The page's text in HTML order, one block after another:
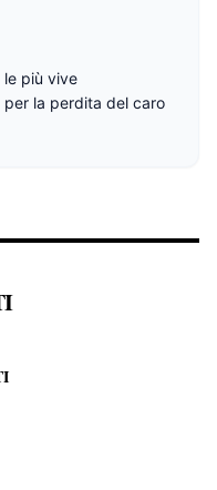
le più vive
per la perdita del caro